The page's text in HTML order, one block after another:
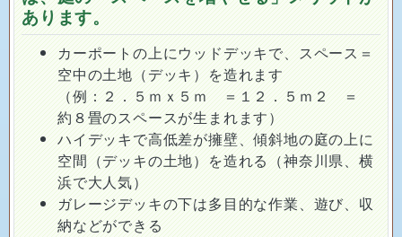
あります。
カーポートの上にウッドデッキで、スペース＝
空中の土地（デッキ）を造れます
（例：２．５ｍｘ５ｍ ＝１２．５ｍ２ ＝
約８畳のスペースが生まれます）
ハイデッキで高低差が擁壁、傾斜地の庭の上に
空間（デッキの土地）を造れる（神奈川県、横
浜で大人気）
ガレージデッキの下は多目的な作業、遊び、収
納などができる